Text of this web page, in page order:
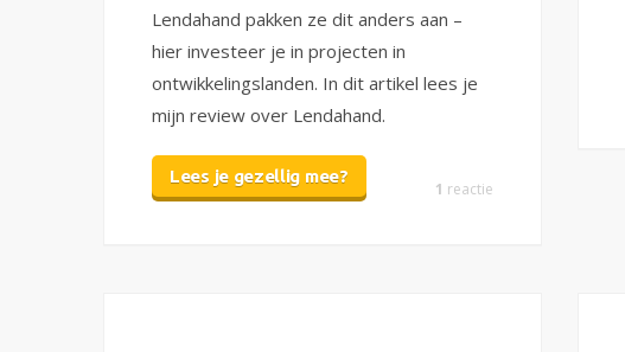
Lendahand pakken ze dit anders aan –
hier investeer je in projecten in
ontwikkelingslanden. In dit artikel lees je
mijn review over Lendahand.
Lees je gezellig mee?
1 reactie